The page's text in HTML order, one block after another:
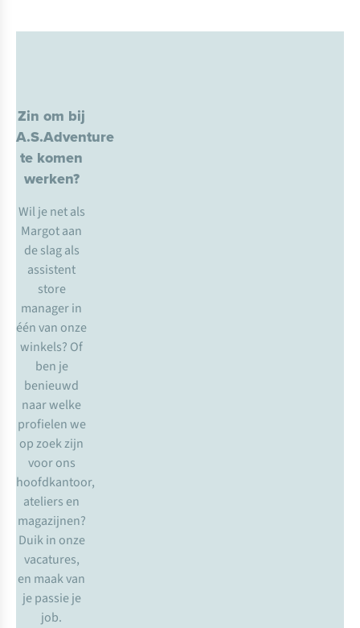
Zin om bij
A.S.Adventure
te komen
werken?
Wil je net als
Margot aan
de slag als
assistent
store
manager in
één van onze
winkels? Of
ben je
benieuwd
naar welke
profielen we
op zoek zijn
voor ons
hoofdkantoor,
ateliers en
magazijnen?
Duik in onze
vacatures,
en maak van
je passie je
job.